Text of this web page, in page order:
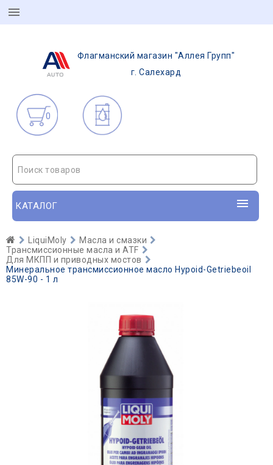
Флагманский магазин "Аллея Групп"
г. Салехард
0
Поиск товаров
КАТАЛОГ
LiquiMoly
Масла и смазки
Трансмиссионные масла и ATF
Для МКПП и приводных мостов
Минеральное трансмиссионное масло Hypoid-Getriebeoil
85W-90 - 1 л